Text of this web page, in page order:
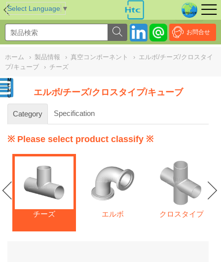
Select Language ▼
お問合せ
ホーム › 製品情報 › 真空コンポーネント › エルボ/チーズ/クロスタイ
プ/キューブ
› チーズ
エルボ/チーズ/クロスタイプ/キューブ
Category Specification
※ Please select product classify ※
チーズ エルボ クロスタイプ
NULL//